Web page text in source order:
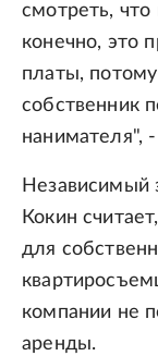
смотреть,
конечно, это
платы,
собственник
нанимателя",
Независимый
Кокин
для
компании не
аренды.